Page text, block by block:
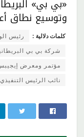
«بي بي»
وتوسيع نطاق
كلمات دلالية : رئيس
شركة بي بي
مؤتمر ومعرض إيجيبس
نائب الرئيس